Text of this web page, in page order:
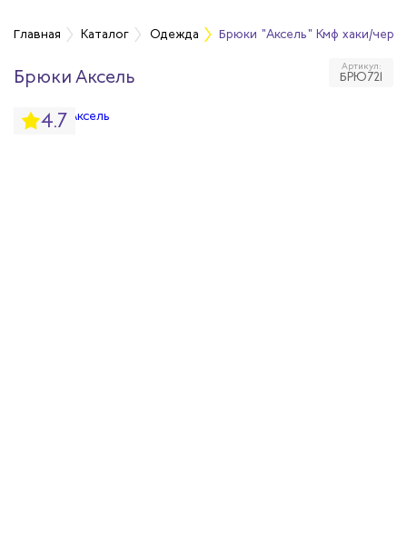
Главная Каталог Одежда Брюки "Аксель" Кмф хаки/
Брюки Аксель Артикул:
БРЮ721
4.7